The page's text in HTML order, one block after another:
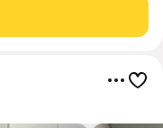
по факту